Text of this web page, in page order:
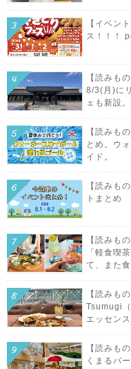
【イベン
ス！！！
【読みも
8/3(月)に
ェも新設。
【読みも
とめ。ウ
イド。
【読みも
トまとめ
【読みも
「軽食喫
て、また食
【読みも
Tsumugi
エッセン
【読みも
くまるパ